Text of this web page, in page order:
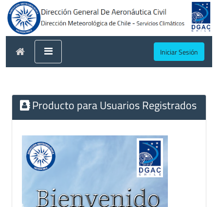
Iniciar Sesión
Producto para Usuarios Registrados